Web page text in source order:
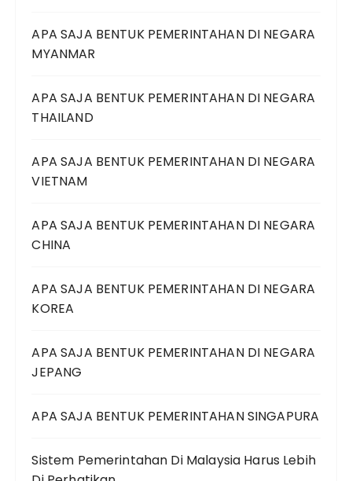
APA SAJA BENTUK PEMERINTAHAN DI NEGARA
MYANMAR
APA SAJA BENTUK PEMERINTAHAN DI NEGARA
THAILAND
APA SAJA BENTUK PEMERINTAHAN DI NEGARA
VIETNAM
APA SAJA BENTUK PEMERINTAHAN DI NEGARA
CHINA
APA SAJA BENTUK PEMERINTAHAN DI NEGARA
KOREA
APA SAJA BENTUK PEMERINTAHAN DI NEGARA
JEPANG
APA SAJA BENTUK PEMERINTAHAN SINGAPURA
Sistem Pemerintahan Di Malaysia Harus Lebih